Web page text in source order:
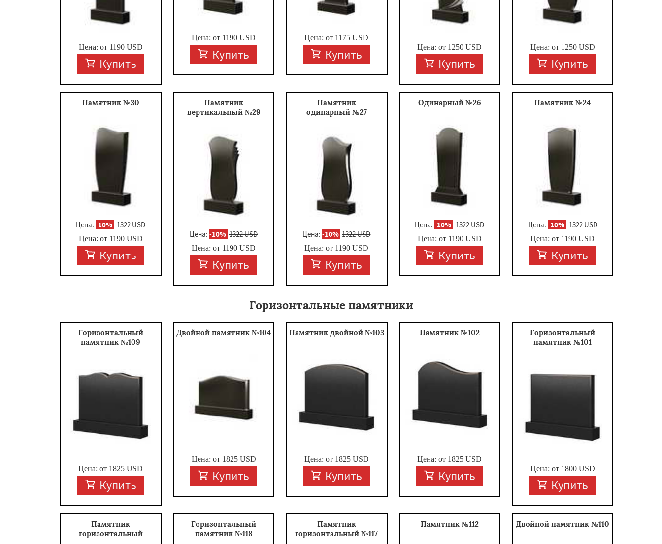
Цена: от 1190USD
Купить
Цена: от 1190 USD
Купить
Цена: от 1175 USD
Купить Цена: от 1250 USD
Купить
Цена: от 1250USD
Купить
Памятник №30
Цена:-10% 1322 USD
Цена: от 1190USD
Купить
Памятник
вертикальный №29
Цена:-10% 1322 USD
Цена: от 1190 USD
Купить
Памятник
одинарный №27
Цена:-10% 1322 USD
Цена: от 1190 USD
Купить
Одинарный №26
Цена:-10% 1322 USD
Цена: от 1190USD
Купить
Памятник №24
Цена: -10% 1322 USD
Цена: от 1190 USD
Купить
Горизонтальные памятники
Горизонтальный
памятник №109
Цена: от 1825 USD
Купить
Двойной памятник №104
Цена: от 1825USD
Купить
Памятник двойной №103
Цена: от 1825USD
Купить
Памятник №102
Цена: от 1825 USD
Купить
Горизонтальный
памятник №101
Цена: от 1800USD
Купить
Памятник
горизонтальный
Горизонтальный
памятник №118
Памятник
горизонтальный №117
Памятник №112 Двойной памятник №110